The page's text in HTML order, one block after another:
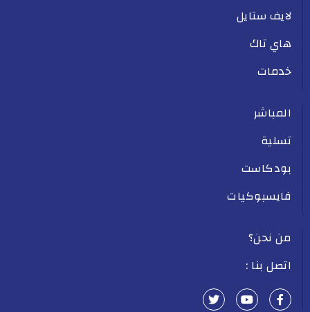
لايف ستايل
هاي تاك
خدمات
المباشر
تسلية
بودكاست
فايسبوكيات
من نحن؟
اتصل بنا :